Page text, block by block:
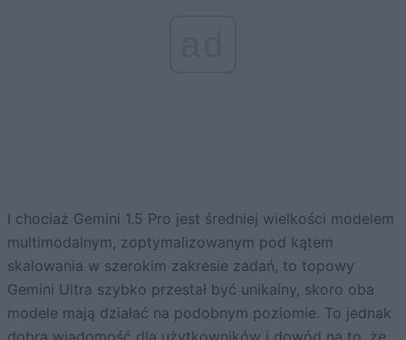
I chociaż Gemini 1.5 Pro jest średniej wielkości modelem
multimodalnym, zoptymalizowanym pod kątem
skalowania w szerokim zakresie zadań, to topowy
Gemini Ultra szybko przestał być unikalny, skoro oba
modele mają działać na podobnym poziomie. To jednak
dobra wiadomość dla użytkowników i dowód na to, że